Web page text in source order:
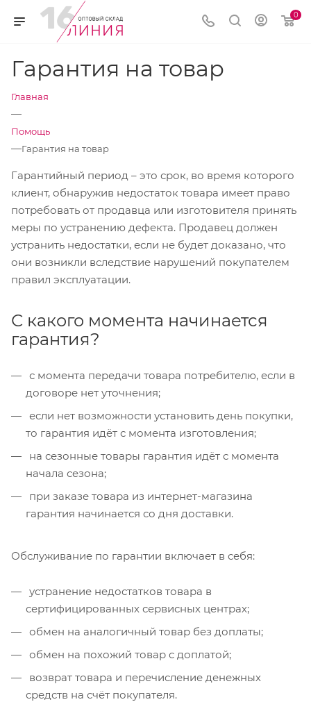
0
Гарантия на товар
Главная
—
Помощь
—Гарантия на товар
Гарантийный период – это срок, во время которого
клиент, обнаружив недостаток товара имеет право
потребовать от продавца или изготовителя принять
меры по устранению дефекта. Продавец должен
устранить недостатки, если не будет доказано, что
они возникли вследствие нарушений покупателем
правил эксплуатации.
С какого момента начинается
гарантия?
с момента передачи товара потребителю, если в
договоре нет уточнения;
если нет возможности установить день покупки,
то гарантия идёт с момента изготовления;
на сезонные товары гарантия идёт с момента
начала сезона;
при заказе товара из интернет-магазина
гарантия начинается со дня доставки.
Обслуживание по гарантии включает в себя:
устранение недостатков товара в
сертифицированных сервисных центрах;
обмен на аналогичный товар без доплаты;
обмен на похожий товар с доплатой;
возврат товара и перечисление денежных
средств на счёт покупателя.